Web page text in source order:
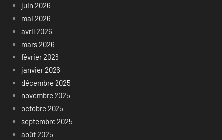
juin 2026
mai 2026
avril 2026
mars 2026
février 2026
janvier 2026
décembre 2025
novembre 2025
octobre 2025
septembre 2025
août 2025